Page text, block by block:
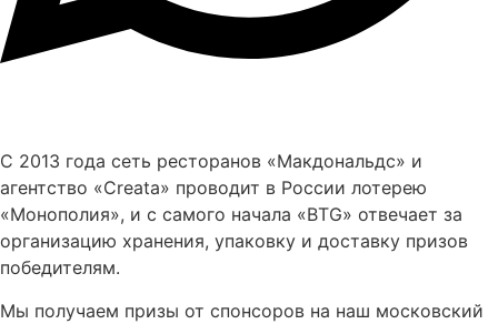
С 2013 года сеть ресторанов «Макдональдс» и
агентство «Сreata» проводит в России лотерею
«Монополия», и с самого начала «BTG» отвечает за
организацию хранения, упаковку и доставку призов
победителям.
Мы получаем призы от спонсоров на наш московский